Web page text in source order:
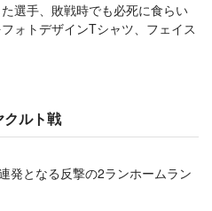
選手、敗戦時でも必死に食らい
ォトデザインTシャツ、フェイス
ルト戦
発となる反撃の2ランホームラン